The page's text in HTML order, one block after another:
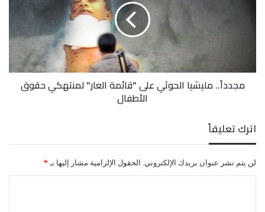
عنصر ومشرف حوثي يقومون بتنفيذه بهدف تجنيد آلاف
الأطفال ودفعهم إلى جبهات القتال.
الأطفال
مجدداً.. مليشيا الحوثي على "قائمة العار" لمنتهكي حقوق
الأطفال
اترك تعليقاً
لن يتم نشر عنوان بريدك الإلكتروني. الحقول الإلزامية مشار إليها بـ *